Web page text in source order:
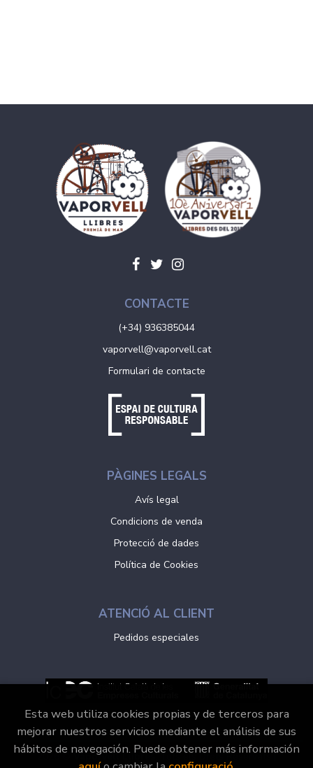
CONTACTE
(+34) 936385044
vaporvell@vaporvell.cat
Formulari de contacte
PÀGINES LEGALS
Avís legal
Condicions de venda
Protecció de dades
Política de Cookies
ATENCIÓ AL CLIENT
Pedidos especiales
2026 © Vaporvell Llibres. Tots els Drets Reservats |
Esta web utiliza cookies propias y de terceros para
mejorar nuestros servicios mediante el análisis de sus
hábitos de navegación. Puede obtener más información